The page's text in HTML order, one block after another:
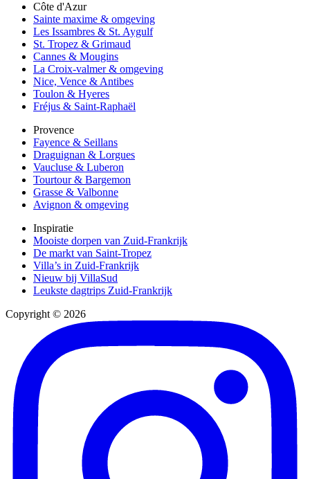
Côte d'Azur
Sainte maxime & omgeving
Les Issambres & St. Aygulf
St. Tropez & Grimaud
Cannes & Mougins
La Croix-valmer & omgeving
Nice, Vence & Antibes
Toulon & Hyeres
Fréjus & Saint-Raphaël
Provence
Fayence & Seillans
Draguignan & Lorgues
Vaucluse & Luberon
Tourtour & Bargemon
Grasse & Valbonne
Avignon & omgeving
Inspiratie
Mooiste dorpen van Zuid-Frankrijk
De markt van Saint-Tropez
Villa’s in Zuid-Frankrijk
Nieuw bij VillaSud
Leukste dagtrips Zuid-Frankrijk
Copyright © 2026